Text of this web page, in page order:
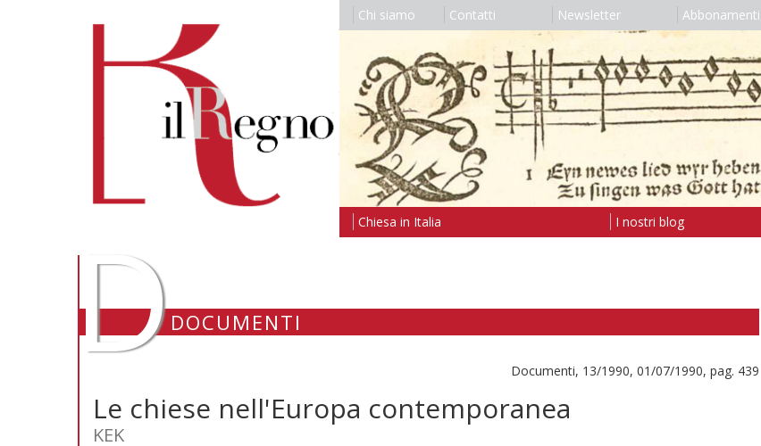
Chi siamo Contatti Newsletter Abbonamenti
Chiesa in Italia I nostri blog
DDOCUMENTI
Documenti, 13/1990, 01/07/1990, pag. 439
Le chiese nell'Europa contemporanea
KEK